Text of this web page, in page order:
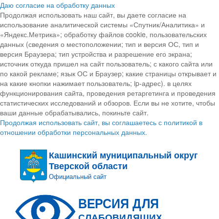
Даю согласие на обработку данных
Продолжая использовать наш сайт, вы даете согласие на
использование аналитической системы «Спутник/Аналитика» и
«Яндекс.Метрика»; обработку файлов cookie, пользовательских
данных (сведения о местоположении; тип и версия ОС, тип и
версия Браузера; тип устройства и разрешение его экрана;
источник откуда пришел на сайт пользователь; с какого сайта или
по какой рекламе; язык ОС и Браузер; какие страницы открывает и
на какие кнопки нажимает пользователь; ip-адрес). в целях
функционирования сайта, проведения ретаргетинга и проведения
статистических исследований и обзоров. Если вы не хотите, чтобы
ваши данные обрабатывались, покиньте сайт.
Продолжая использовать сайт, вы соглашаетесь с политикой в
отношении обработки персональных данных.